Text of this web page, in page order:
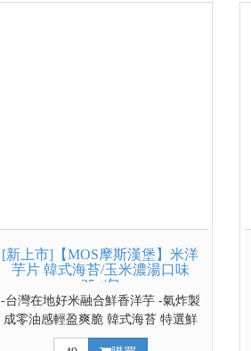
[新上市]【MOS摩斯漢堡】米洋
芋片 韓式海苔/玉米濃湯口味
35g/包
-台灣在地好米融合鮮香洋芋 -氣炸製
成零油感輕盈爽脆 韓式海苔 特選鮮
美海苔，搭上麻油的濃郁清香，讓海